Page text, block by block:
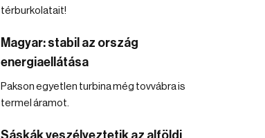
térburkolatait!
Magyar: stabil az ország
energiaellátása
Pakson egyetlen turbina még tovvábra is
termel áramot.
Sáskák veszélyeztetik az alföldi